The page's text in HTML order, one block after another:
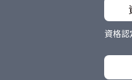
資格